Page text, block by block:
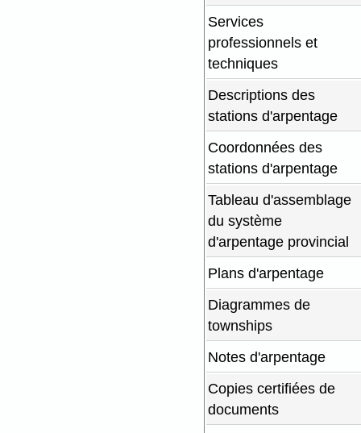
Services
professionnels et
techniques
Descriptions des
stations d'arpentage
Coordonnées des
stations d'arpentage
Tableau d'assemblage
du système
d'arpentage provincial
Plans d'arpentage
Diagrammes de
townships
Notes d'arpentage
Copies certifiées de
documents